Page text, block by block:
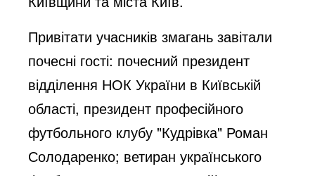
Привітати учасників змагань завітали
почесні гості: почесний президент
відділення НОК України в Київській
області, президент професійного
футбольного клубу "Кудрівка" Роман
Солодаренко; ветиран українського